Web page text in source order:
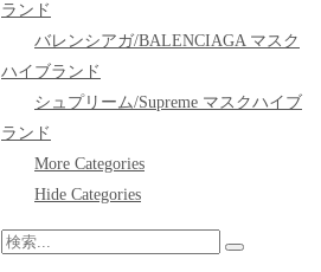
ランド
バレンシアガ/BALENCIAGA マスク
ハイブランド
シュプリーム/Supreme マスクハイブ
ランド
More Categories
Hide Categories